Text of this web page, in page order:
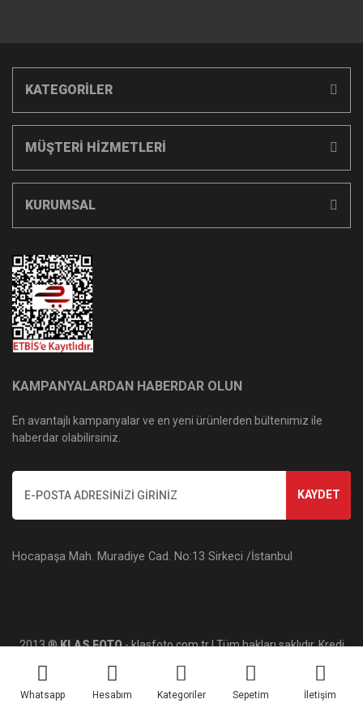
Whatsapp Hesabım Kategoriler Sepetim İletişim
KATEGORİLER
MÜŞTERİ HİZMETLERİ
KURUMSAL
KAMPANYALARDAN HABERDAR OLUN
En avantajlı kampanyalar ve en yeni ürünlerden bültenimiz ile
haberdar olabilirsiniz.
KAYDET
Hocapaşa Mah. Muradiye Cad. No:13 Sirkeci /İstanbul
2013 ®KLAS FOTO- klasfoto.com.tr | Tüm hakları saklıdır. Kredi